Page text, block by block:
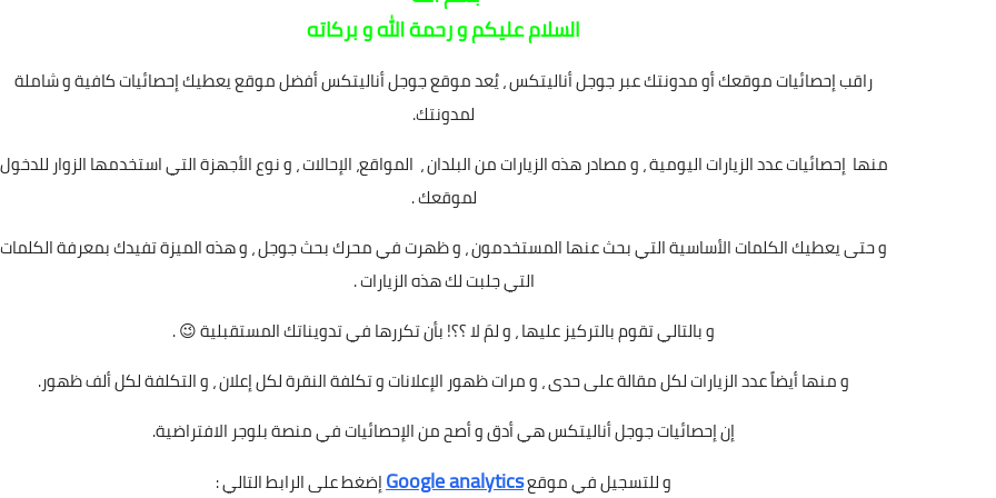
السلام عليكم و رحمة الله و بركاته
راقب إحصائيات موقعك أو مدونتك عبر جوجل أناليتكس ، يُعد موقع جوجل أناليتكس أفضل موقع يعطيك إحصائيات كافية و شاملة
لمدونتك.
منها إحصائيات عدد الزيارات اليومية ، و مصادر هذه الزيارات من البلدان ، المواقع، الإحالات ، و نوع الأجهزة التي استخدمها الزوار للدخول
لموقعك .
و حتى يعطيك الكلمات الأساسية التي بحث عنها المستخدمون ، و ظهرت في محرك بحث جوجل ، و هذه الميزة تفيدك بمعرفة الكلمات
التي جلبت لك هذه الزيارات .
و بالتالي تقوم بالتركيز عليها ، و لمَ لا ؟؟! بأن تكررها في تدويناتك المستقبلية 😉 .
و منها أيضاً عدد الزيارات لكل مقالة على حدى ، و مرات ظهور الإعلانات و تكلفة النقرة لكل إعلان ، و التكلفة لكل ألف ظهور.
إن إحصائيات جوجل أناليتكس هي أدق و أصح من الإحصائيات في منصة بلوجر الافتراضية.
و للتسجيل في موقعGoogle analyticsإضغط على الرابط التالي :